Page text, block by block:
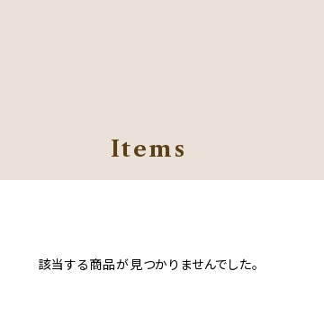
Items
該当する商品が見つかりませんでした。